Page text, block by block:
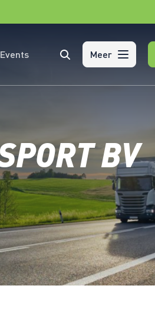
EventsZoeken Meer
BV